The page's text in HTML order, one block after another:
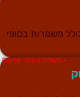
בערב, כולל משמרות בסופי
– משרה זו כבר אויישה